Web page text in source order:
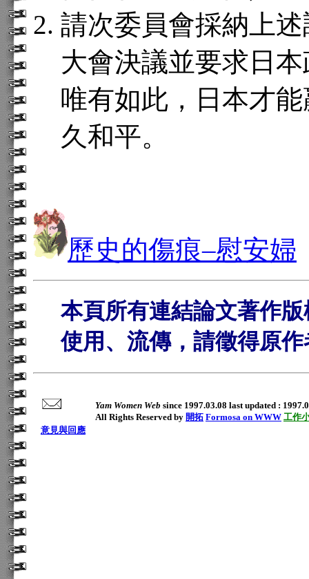
請次委員會採納上
大會決議並要求日
唯有如此，日本才
久和平。
歷史的傷痕–慰安婦
本頁所有連結論文著作
使用、流傳，請徵得原
意見與回應
Yam Women Web since 1997.03.08 last updated :
All Rights Reserved by 開拓 Formosa on WWW 工作